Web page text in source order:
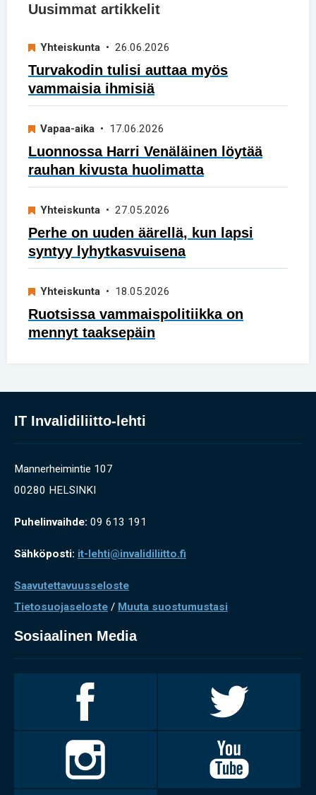
Uusimmat artikkelit
Yhteiskunta • 26.06.2026
Turvakodin tulisi auttaa myös
vammaisia ihmisiä
Vapaa-aika • 17.06.2026
Luonnossa Harri Venäläinen löytää
rauhan kivusta huolimatta
Yhteiskunta • 27.05.2026
Perhe on uuden äärellä, kun lapsi
syntyy lyhytkasvuisena
Yhteiskunta • 18.05.2026
Ruotsissa vammaispolitiikka on
mennyt taaksepäin
IT Invalidiliitto-lehti
Mannerheimintie 107
00280 HELSINKI
Puhelinvaihde: 09 613 191
Sähköposti: it-lehti@invalidiliitto.fi
Saavutettavuusseloste
Tietosuojaseloste / Muuta suostumustasi
Sosiaalinen Media
Facebookissa
Twitterissä
Invalidiliitto
Instagramissa
Youtubessa